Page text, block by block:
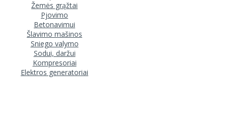
Žemės grąžtai
Pjovimo
Betonavimui
Šlavimo mašinos
Sniego valymo
Sodui, daržui
Kompresoriai
Elektros generatoriai